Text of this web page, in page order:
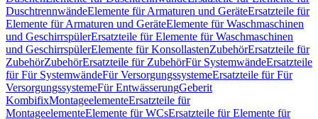
DuschtrennwändeElemente für Armaturen und GeräteErsatzteile für
Elemente für Armaturen und GeräteElemente für Waschmaschinen
und GeschirrspülerErsatzteile für Elemente für Waschmaschinen
und GeschirrspülerElemente für KonsollastenZubehörErsatzteile für
ZubehörZubehörErsatzteile für ZubehörFür SystemwändeErsatzteile
für Für SystemwändeFür VersorgungssystemeErsatzteile für Für
VersorgungssystemeFür EntwässerungGeberit
KombifixMontageelementeErsatzteile für
MontageelementeElemente für WCsErsatzteile für Elemente für